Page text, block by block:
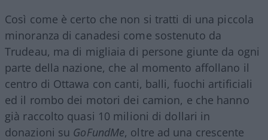
Così come è certo che non si tratti di una piccola
minoranza di canadesi come sostenuto da
Trudeau, ma di migliaia di persone giunte da ogni
parte della nazione, che al momento affollano il
centro di Ottawa con canti, balli, fuochi artificiali
ed il rombo dei motori dei camion, e che hanno
già raccolto quasi 10 milioni di dollari in
donazioni su GoFundMe, oltre ad una crescente